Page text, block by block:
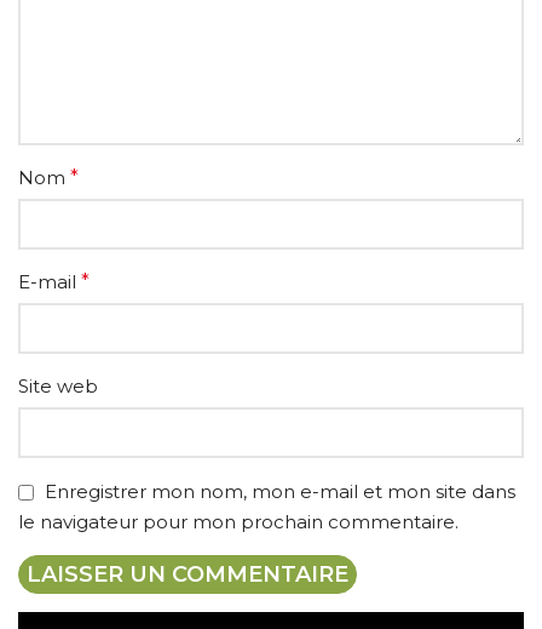
Nom *
E-mail *
Site web
Enregistrer mon nom, mon e-mail et mon site dans
le navigateur pour mon prochain commentaire.